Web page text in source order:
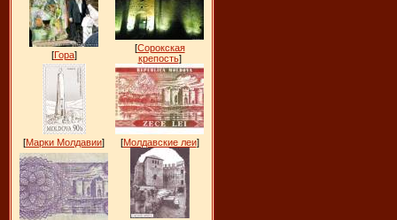
[Гора]
[Сорокская
крепость]
[Марки Молдавии] [Молдавские леи]